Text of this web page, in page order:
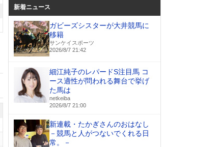
新着ニュース
ガビーズシスターが大井競馬に
移籍
サンケイスポーツ
2026/8/7 21:42
細江純子のレパードS注目馬 コ
ース適性が問われる舞台で挙げ
た馬は
netkeiba
2026/8/7 21:00
新連載・たかぎさんのおはなし
－競馬と人がつないでくれる日
常。－